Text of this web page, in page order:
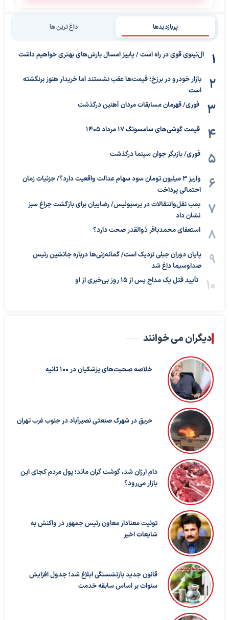
پربازدیدها داغ ترین ها
ال‌نینوی قوی در راه است / پاییز امسال بارش‌های بهتری خواهیم داشت
بازار خودرو در برزخ؛ قیمت‌ها عقب نشستند اما خریدار هنوز برنگشته
است
فوری/ قهرمان مسابقات مردان آهنین درگذشت
قیمت گوشی‌های سامسونگ 17 مرداد 1405
فوری/ بازیگر جوان سینما درگذشت
واریز ۳ میلیون تومان سود سهام عدالت واقعیت دارد؟/ جزئیات زمان
احتمالی پرداخت
بمب نقل‌وانتقالات در پرسپولیس/ رضاییان برای بازگشت چراغ سبز
نشان داد
استعفای محمدباقر ذوالقدر صحت دارد؟
پایان دوران جبلی نزدیک است/ گمانه‌زنی‌ها درباره جانشین رئیس
صداوسیما داغ شد
تأیید قتل یک مداح پس از ۱۵ روز بی‌خبری از او
دیگران می خوانند
خلاصه صحبت‌های پزشکیان در ۱۰۰ ثانیه
حریق در شهرک صنعتی نصیرآباد در جنوب غرب تهران
دام ارزان شد، گوشت گران ماند؛ پول مردم کجای این
بازار می‌رود؟
توئیت معنادار معاون رئیس جمهور در واکنش به
شایعات اخیر
قانون جدید بازنشستگی ابلاغ شد؛ جدول افزایش
سنوات بر اساس سابقه خدمت